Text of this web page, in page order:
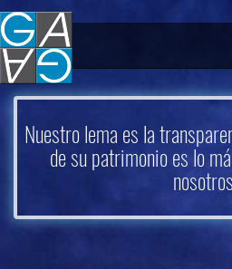
Nuestro lema es la
de su patrimonio es lo
nosotros